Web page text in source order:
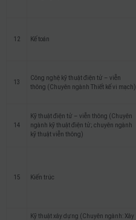
12 Kế toán
13
Công nghệ kỹ thuật điện tử – viễn
thông (Chuyên ngành Thiết kế vi mạch)
14
Kỹ thuật điện tử – viễn thông (Chuyên
ngành kỹ thuật điện tử; chuyên ngành
kỹ thuật viễn thông)
15 Kiến trúc
Kỹ thuật xây dựng (Chuyên ngành: Xây